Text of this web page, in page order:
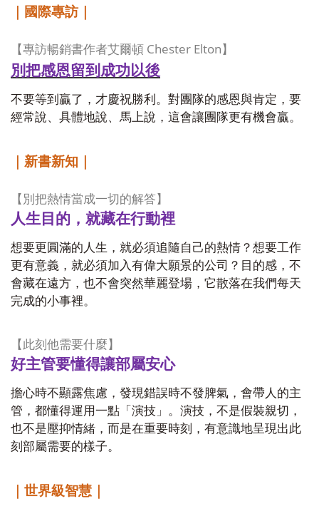
｜國際專訪｜
【專訪暢銷書作者艾爾頓 Chester Elton 】
別把感恩留到成功以後
不要等到贏了，才慶祝勝利。對團隊的感恩與肯定，要
經常說、具體地說、馬上說，這會讓團隊更有機會贏。
｜新書新知｜
【別把熱情當成一切的解答】
人生目的，就藏在行動裡
想要更圓滿的人生，就必須追隨自己的熱情？想要工作
更有意義，就必須加入有偉大願景的公司？目的感，不
會藏在遠方，也不會突然華麗登場，它散落在我們每天
完成的小事裡。
【此刻他需要什麼】
好主管要懂得讓部屬安心
擔心時不顯露焦慮，發現錯誤時不發脾氣，會帶人的主
管，都懂得運用一點「演技」。演技，不是假裝親切，
也不是壓抑情緒，而是在重要時刻，有意識地呈現出此
刻部屬需要的樣子。
｜世界級智慧｜